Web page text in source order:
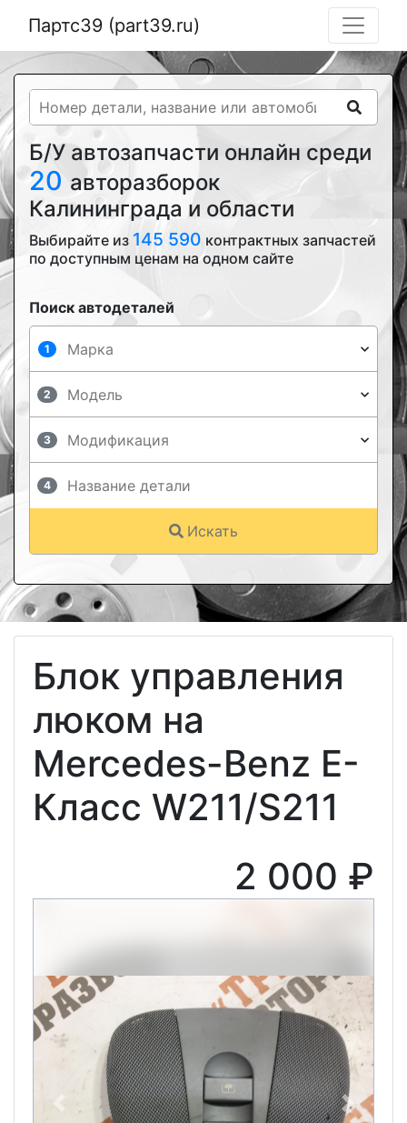
Партс39 (part39.ru)
Б/У автозапчасти онлайн среди
20 авторазборок
Калининграда и области
Выбирайте из 145 590 контрактных запчастей
по доступным ценам на одном сайте
Поиск автодеталей
1
2
3
4
Искать
Блок управления
люком на
Mercedes-Benz E-
Класс W211/S211
2 000 ₽
Previous Next